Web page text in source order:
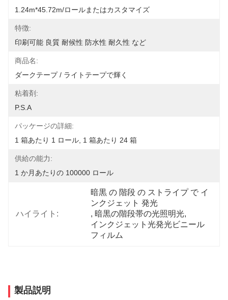
1.24m*45.72m/ロールまたはカスタマイズ
特徴:
印刷可能 良質 耐候性 防水性 耐久性 など
商品名:
ダークテープ / ライトテープで輝く
粘着剤:
P.S.A
パッケージの詳細:
1 箱あたり 1 ロール, 1 箱あたり 24 箱
供給の能力:
1 か月あたりの 100000 ロール
ハイライト:
暗黒 の 階段 の ストライプ で イ
ンクジェット 発光
, 暗黒の階段帯の光照明光,
インクジェット光発光ビニール
フィルム
製品説明